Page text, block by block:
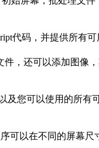
代码，并提供所有
，还可以添加图
及您可以使用的所
可以在不同的屏幕尺